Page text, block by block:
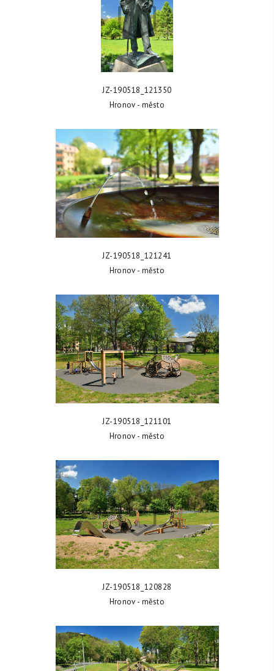
ZOBRAZIT FOTKU
JZ-190518_121350
Hronov - město
ZOBRAZIT FOTKU
JZ-190518_121241
Hronov - město
ZOBRAZIT FOTKU
JZ-190518_121101
Hronov - město
ZOBRAZIT FOTKU
JZ-190518_120828
Hronov - město